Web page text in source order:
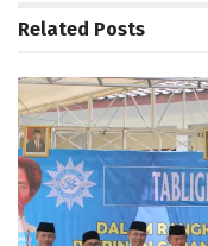
Related Posts